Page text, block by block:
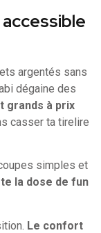
argentés sans
dégaine des
grands à prix
casser ta tirelire
simples et
la dose de fun
Le confort